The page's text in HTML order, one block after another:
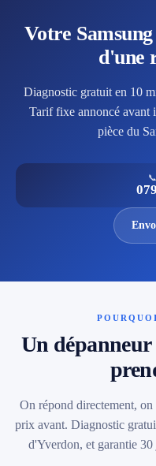
Votre
d'une
Diagnostic gratuit en 10
Tarif fixe annoncé avant
pièce du
Un
On répond directement,
prix avant. Diagnostic
d'Yverdon, et garantie